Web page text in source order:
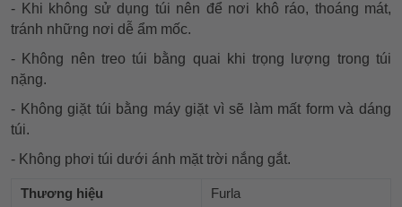
- Khi không sử dụng túi nên để nơi khô ráo, thoáng mát,
tránh những nơi dễ ẩm mốc.
- Không nên treo túi bằng quai khi trọng lượng trong túi
nặng.
- Không giặt túi bằng máy giặt vì sẽ làm mất form và dáng
túi.
- Không phơi túi dưới ánh mặt trời nắng gắt.
Thương hiệu
Furla